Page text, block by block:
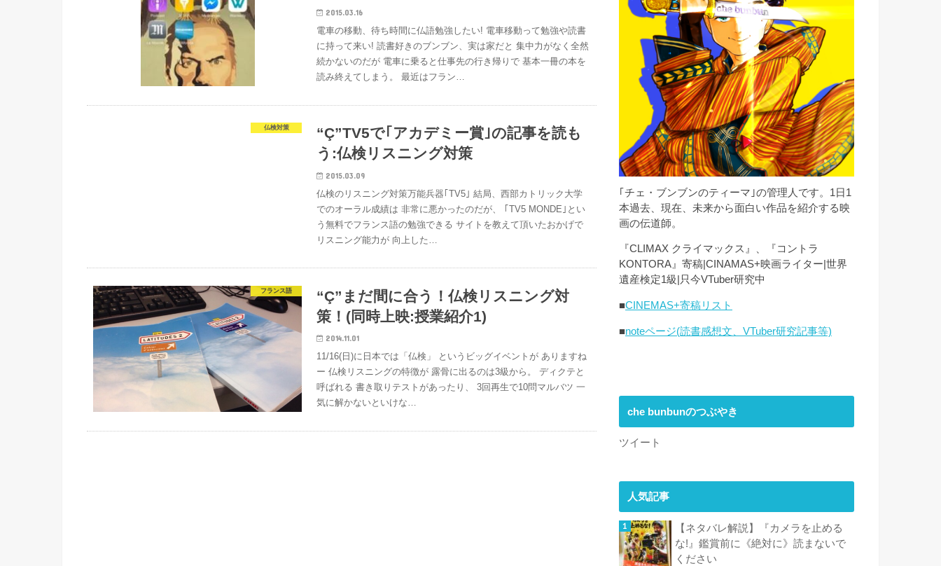
2015.03.16
電車の移動、待ち時間に仏語勉強したい! 電車移動って勉強や読書
に持って来い! 読書好きのブンブン、実は家だと 集中力がなく全然
続かないのだが 電車に乗ると仕事先の行き帰りで 基本一冊の本を
読み終えてしまう。 最近はフラン…
仏検対策
“Ç”TV5で｢アカデミー賞｣の記事を読も
う:仏検リスニング対策
2015.03.09
仏検のリスニング対策万能兵器｢TV5｣ 結局、西部カトリック大学
でのオーラル成績は 非常に悪かったのだが、 ｢TV5 MONDE｣とい
う無料でフランス語の勉強できる サイトを教えて頂いたおかげで
リスニング能力が 向上した…
フランス語
“Ç”まだ間に合う！仏検リスニング対
策！(同時上映:授業紹介1)
2014.11.01
11/16(日)に日本では「仏検」 というビッグイベントが ありますね
ー 仏検リスニングの特徴が 露骨に出るのは3級から。 ディクテと
呼ばれる 書き取りテストがあったり、 3回再生で10問マルバツ 一
気に解かないといけな…
｢チェ・ブンブンのティーマ｣の管理人です。1日1
本過去、現在、未来から面白い作品を紹介する映
画の伝道師。
『CLIMAX クライマックス』、『コントラ
KONTORA』寄稿|CINAMAS+映画ライター|世界
遺産検定1級|只今VTuber研究中
■CINEMAS+寄稿リスト
■noteページ(読書感想文、VTuber研究記事等)
che bunbunのつぶやき
ツイート
人気記事
【ネタバレ解説】『カメラを止める
な!』鑑賞前に《絶対に》読まないで
ください